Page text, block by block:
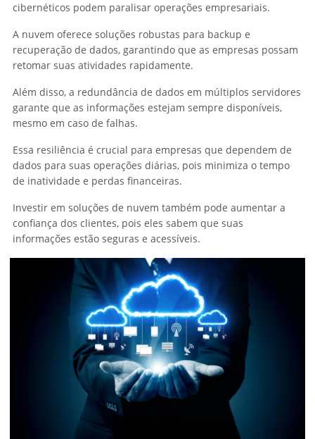
cibernéticos podem paralisar operações empresariais.
A nuvem oferece soluções robustas para backup e
recuperação de dados, garantindo que as empresas possam
retomar suas atividades rapidamente.
Além disso, a redundância de dados em múltiplos servidores
garante que as informações estejam sempre disponíveis,
mesmo em caso de falhas.
Essa resiliência é crucial para empresas que dependem de
dados para suas operações diárias, pois minimiza o tempo
de inatividade e perdas financeiras.
Investir em soluções de nuvem também pode aumentar a
confiança dos clientes, pois eles sabem que suas
informações estão seguras e acessíveis.